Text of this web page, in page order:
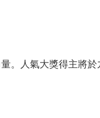
。人氣大獎得主將